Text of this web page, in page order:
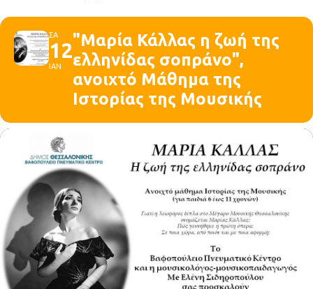
ΣΑ
12
ΙΑΝ
"Μαρία Κάλλας η ζωή της
ελληνίδας σοπράνο",
ανοιχτό Μάθημα της
Ιστορίας της Μουσικής